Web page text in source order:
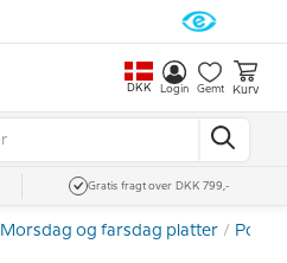
DKK Login Gemt Kurv
Gratis fragt over DKK 799,-
Morsdag og farsdag platter